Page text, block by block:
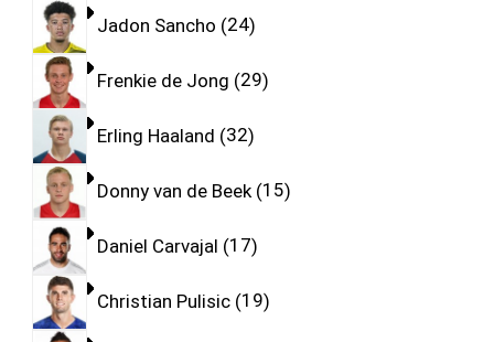
Jadon Sancho 24
Frenkie de Jong 29
Erling Haaland 32
Donny van de Beek 15
Daniel Carvajal 17
Christian Pulisic 19